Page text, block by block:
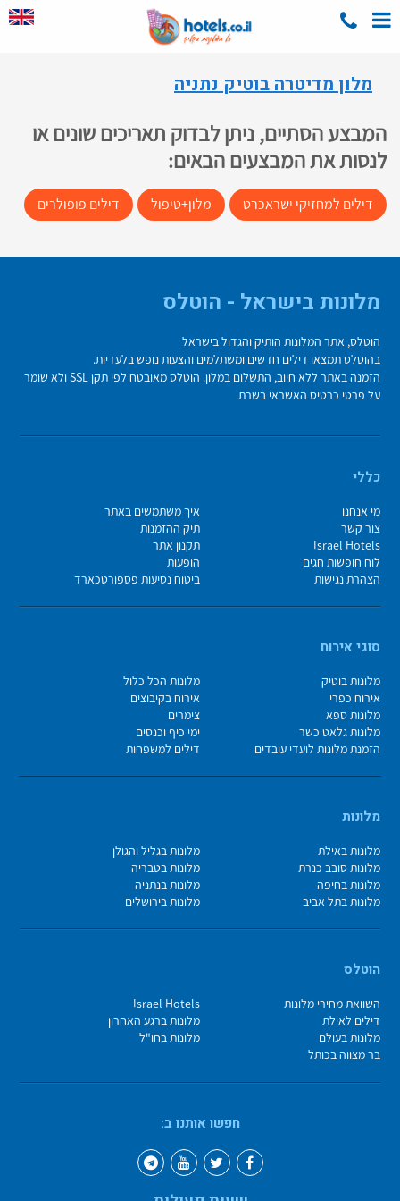
מלון מדיטרה בוטיק נתניה
המבצע הסתיים, ניתן לבדוק תאריכים שונים או
לנסות את המבצעים הבאים:
דילים למחזיקי ישראכרט מלון+טיפול דילים פופולרים
מלונות בישראל - הוטלס
הוטלס, אתר המלונות הותיק והגדול בישראל
בהוטלס תמצאו דילים חדשים ומשתלמים והצעות נופש בלעדיות.
הזמנה באתר ללא חיוב, התשלום במלון. הוטלס מאובטח לפי תקן SSL ולא שומר
על פרטי כרטיס האשראי בשרת.
כללי
מי אנחנו
איך משתמשים באתר
צור קשר
תיק ההזמנות
Israel Hotels
תקנון אתר
לוח חופשות חגים
הופעות
הצהרת נגישות
ביטוח נסיעות פספורטכארד
סוגי אירוח
מלונות בוטיק
מלונות הכל כלול
אירוח כפרי
אירוח בקיבוצים
מלונות ספא
צימרים
מלונות גלאט כשר
ימי כיף וכנסים
הזמנת מלונות לועדי עובדים
דילים למשפחות
מלונות
מלונות באילת
מלונות בגליל והגולן
מלונות סובב כנרת
מלונות בטבריה
מלונות בחיפה
מלונות בנתניה
מלונות בתל אביב
מלונות בירושלים
הוטלס
השוואת מחירי מלונות
Israel Hotels
דילים לאילת
מלונות ברגע האחרון
מלונות בעולם
מלונות בחו"ל
בר מצווה בכותל
חפשו אותנו ב: